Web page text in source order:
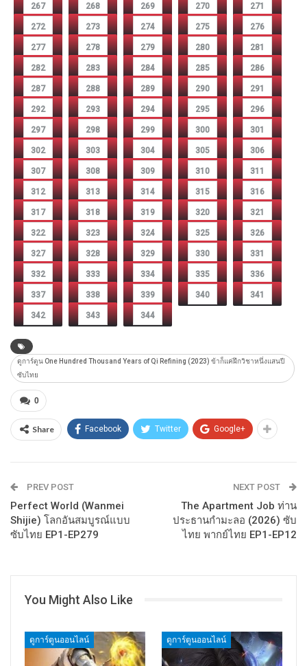
267 268 269 270 271
272 273 274 275 276
277 278 279 280 281
282 283 284 285 286
287 288 289 290 291
292 293 294 295 296
297 298 299 300 301
302 303 304 305 306
307 308 309 310 311
312 313 314 315 316
317 318 319 320 321
322 323 324 325 326
327 328 329 330 331
332 333 334 335 336
337 338 339 340 341
342 343 344
ดูการ์ตูน One Hundred Thousand Years of Qi Refining (2023) ข้าก็แค่ฝึกวิชาหนึ่งแสนปี
ซับไทย
0
Share Facebook Twitter Google+
PREV POST
Perfect World (Wanmei
Shijie) โลกอันสมบูรณ์แบบ
ซับไทย EP1-EP279
NEXT POST
The Apartment Job ท่าน
ประธานกำมะลอ (2026) ซับ
ไทย พากย์ไทย EP1-EP12
You Might Also Like
ดูการ์ตูนออนไลน์ ดูการ์ตูนออนไลน์